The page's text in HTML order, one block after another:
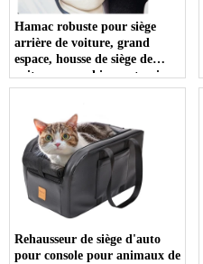
Hamac robuste pour siège
arrière de voiture, grand
espace, housse de siège de
voiture pour chien, extension
de siège arrière à fond dur
Rehausseur de siège d'auto
pour console pour animaux de